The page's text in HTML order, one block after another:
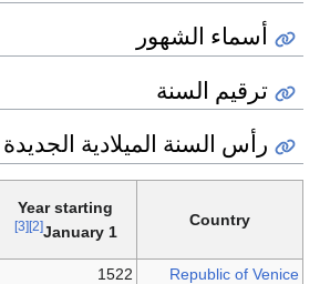
أسماء الشهور
ترقيم السنة
رأس السنة الميلادية الجديدة
Country
Year starting
1 January
[2]
[3]
Republic of Venice
1522